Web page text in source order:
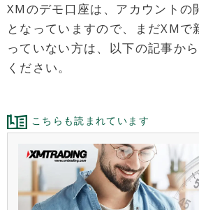
XMのデモ口座は、アカウントの
となっていますので、まだXMで
っていない方は、以下の記事か
ください。
こちらも読まれています